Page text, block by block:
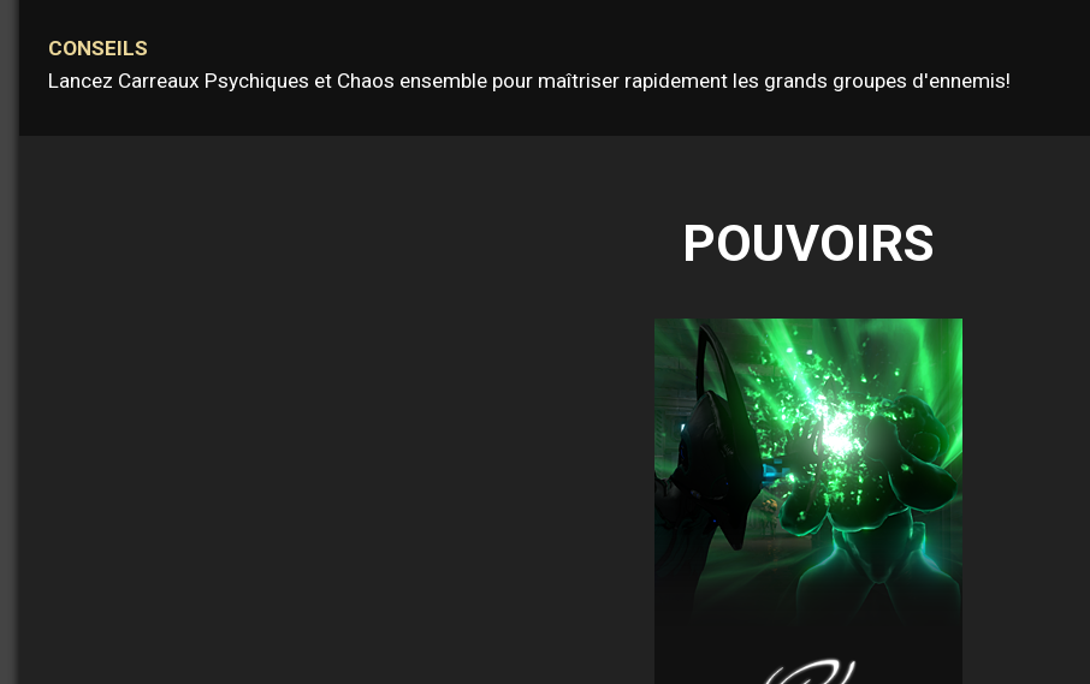
CONSEILS
Lancez Carreaux Psychiques et Chaos ensemble pour maîtriser rapidement les grands groupes d'ennemis!
POUVOIRS